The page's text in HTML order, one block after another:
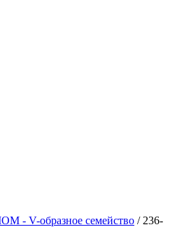
- V-образное семейство / 236-